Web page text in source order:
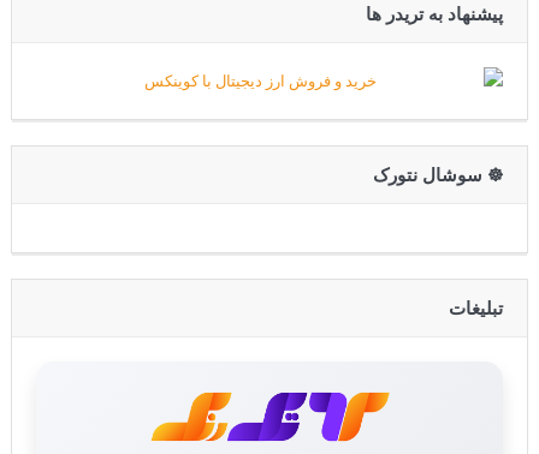
پیشنهاد به تریدر ها
☸️ سوشال نتورک
تبلیغات